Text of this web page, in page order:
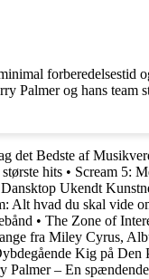
forberedelsestid
Palmer og hans team
det Bedste af
hits • Scream 5:
Dansktop Ukendt
Alt hvad du skal vide
• The Zone of
fra Miley Cyrus,
Kig på Den
Palmer – En